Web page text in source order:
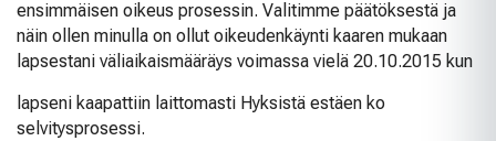
ensimmäisen oikeus prosessin. Valitimme päätöksestä ja
näin ollen minulla on ollut oikeudenkäynti kaaren mukaan
lapsestani väliaikaismääräys voimassa vielä 20.10.2015 kun
lapseni kaapattiin laittomasti Hyksistä estäen ko
selvitysprosessi.